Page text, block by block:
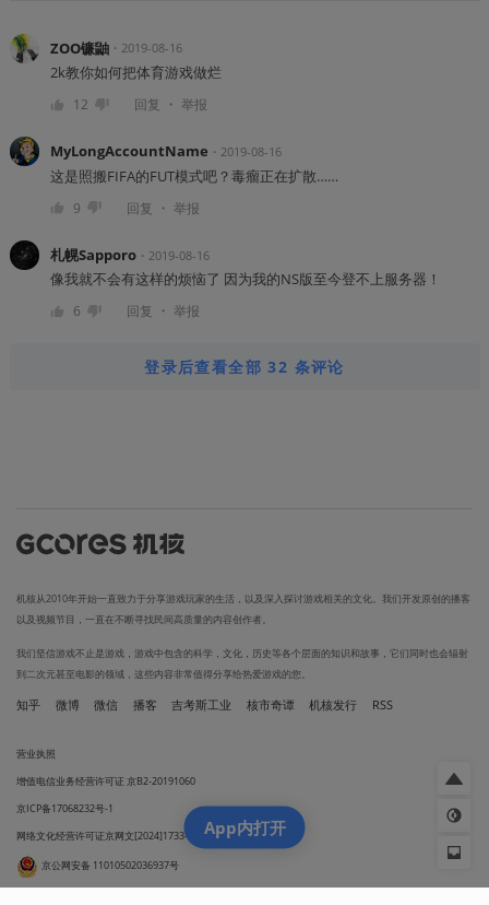
ZOO镰鼬・ 2019-08-16
2k教你如何把体育游戏做烂
12 回复 ・ 举报
MyLongAccountName ・ 2019-08-16
这是照搬FIFA的FUT模式吧？毒瘤正在扩散……
9 回复 ・ 举报
札幌Sapporo・ 2019-08-16
像我就不会有这样的烦恼了 因为我的NS版至今登不上服务器！
6 回复 ・ 举报
登录后查看全部 32 条评论
机核从2010年开始一直致力于分享游戏玩家的生活，以及深入探讨游戏相关的文化。我们开发原创的播客
以及视频节目，一直在不断寻找民间高质量的内容创作者。
我们坚信游戏不止是游戏，游戏中包含的科学，文化，历史等各个层面的知识和故事，它们同时也会辐射
到二次元甚至电影的领域，这些内容非常值得分享给热爱游戏的您。
知乎 微博 微信 播客 吉考斯工业 核市奇谭 机核发行 RSS
营业执照
增值电信业务经营许可证 京B2-20191060
京ICP备17068232号-1
网络文化经营许可证京网文[2024]1733-082号
京公网安备 11010502036937号
App内打开